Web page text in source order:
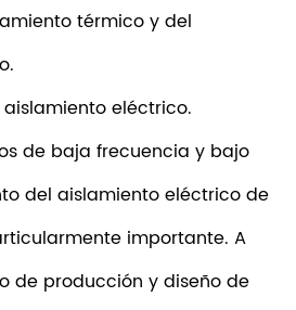
térmico y del
eléctrico.
de baja frecuencia y bajo
del aislamiento eléctrico de
importante. A
de producción y diseño de